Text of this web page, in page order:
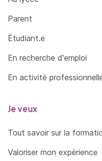
garnitures :
- fleurs, feuilles,
- rubans, galons,
=> En savoir plus
Parent
Étudiant.e
En recherche d'emploi
En activité
Je veux
Tout savoir sur la
Valoriser mon expérience